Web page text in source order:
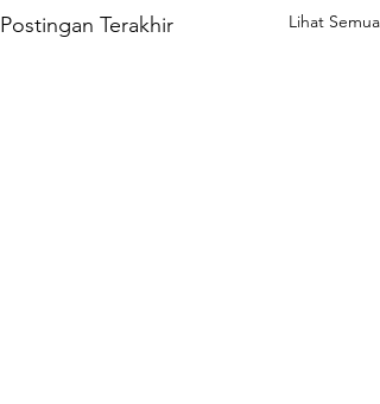
Postingan Terakhir Lihat Semua